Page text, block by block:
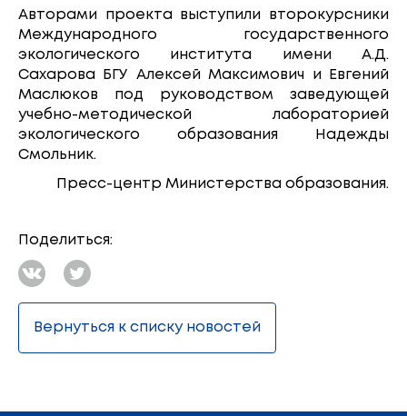
Авторами проекта выступили второкурсники
Международного государственного
экологического института имени А.Д.
Сахарова БГУ Алексей Максимович и Евгений
Маслюков под руководством заведующей
учебно-методической лабораторией
экологического образования Надежды
Смольник.
Пресс-центр Министерства образования.
Поделиться:
Вернуться к списку новостей